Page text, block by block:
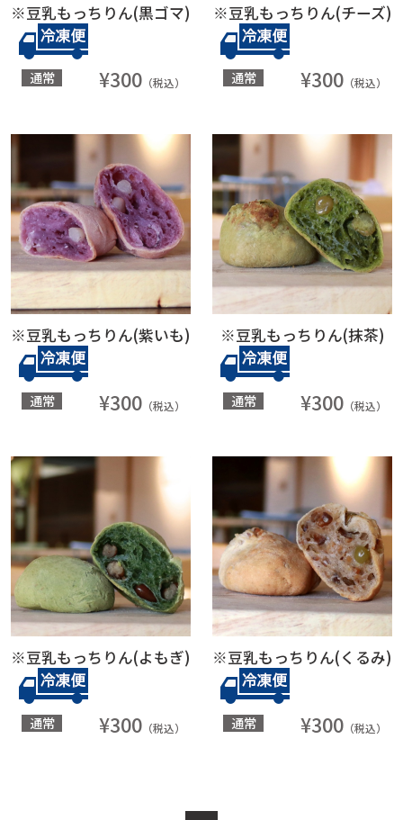
※豆乳もっちりん(黒ゴマ)
通常 ¥300 （税込）
※豆乳もっちりん(チーズ)
通常 ¥300 （税込）
※豆乳もっちりん(紫いも)
通常 ¥300 （税込）
※豆乳もっちりん(抹茶)
通常 ¥300 （税込）
※豆乳もっちりん(よもぎ)
通常 ¥300 （税込）
※豆乳もっちりん(くるみ)
通常 ¥300 （税込）